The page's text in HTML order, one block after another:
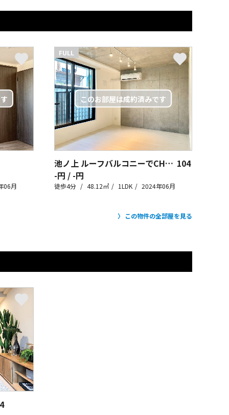
06月
FULL
池ノ上 ルーフバルコニーでCHILL 104
-円 / -円
徒歩4分 48.12㎡ 1LDK 2024年06月
この物件の全部屋を見る